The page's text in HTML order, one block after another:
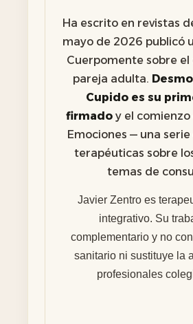
Ha escrito en revistas
mayo de 2026 publicó
Cuerpomente sobre el
pareja adulta.
Cupido es su
firmadoy el comienzo
Emociones — una
terapéuticas sobre
temas de
Javier Zentro es
integrativo. Su
complementario y no
sanitario ni sustituye la
profesionales